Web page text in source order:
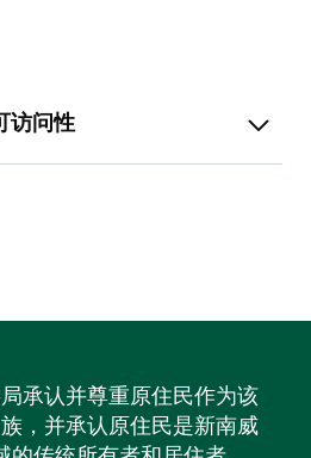
访问性
承认并尊重原住民作为该
，并承认原住民是新南威